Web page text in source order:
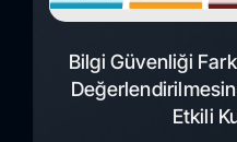
Bilgi Güvenliği
Etkili